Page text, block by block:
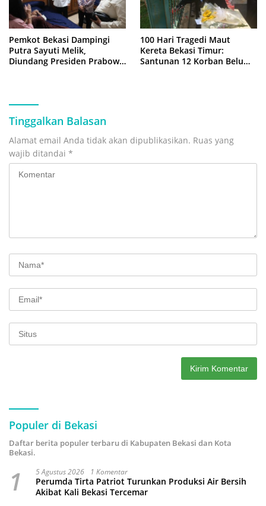
Pemkot Bekasi Dampingi
Putra Sayuti Melik,
Diundang Presiden Prabowo
100 Hari Tragedi Maut
Kereta Bekasi Timur:
Santunan 12 Korban Belum
Tinggalkan Balasan
Alamat email Anda tidak akan dipublikasikan. Ruas yang
wajib ditandai *
Populer di Bekasi
Daftar berita populer terbaru di Kabupaten Bekasi dan Kota
Bekasi.
1 5 Agustus 2026 1 Komentar
Perumda Tirta Patriot Turunkan Produksi Air Bersih
Akibat Kali Bekasi Tercemar